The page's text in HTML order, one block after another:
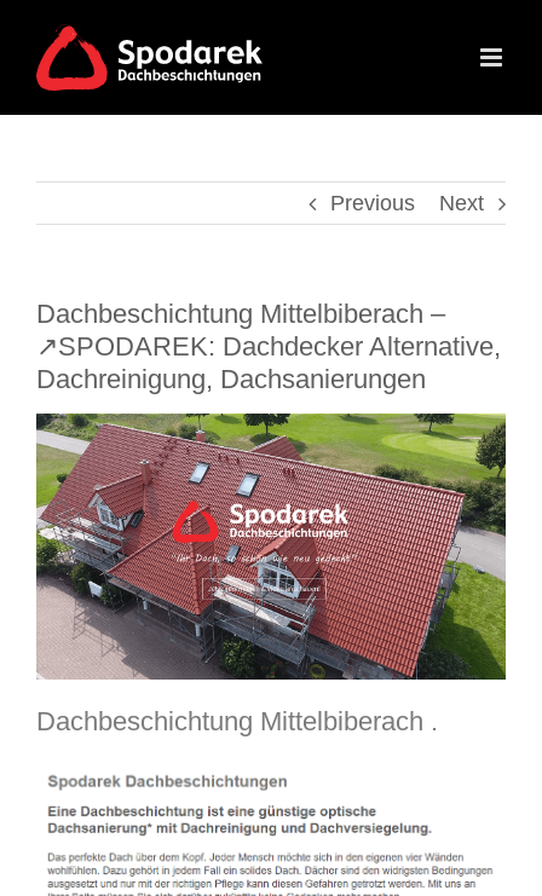
content
Previous Next
Dachbeschichtung Mittelbiberach –
↗️SPODAREK: Dachdecker Alternative,
Dachreinigung, Dachsanierungen
Dachbeschichtung Mittelbiberach .